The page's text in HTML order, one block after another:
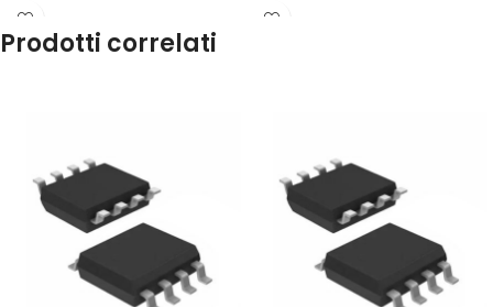
circuit, anche su dispositivi a
bassa tensione. Assistenza e
DIL8. Ideale per utilizzo su banco
Prodotti correlati